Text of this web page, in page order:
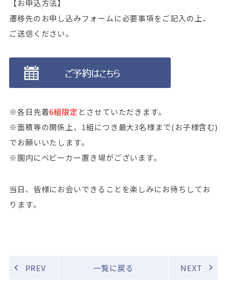
【お申込方法】
遷移先のお申し込みフォームに必要事項をご記入の上、
ご送信ください。
※各日先着6組限定 とさせていただきます。
※面積等の関係上、1組につき最大3名様まで(お子様含む)
でお願いいたします。
※園内にベビーカー置き場がございます。
当日、皆様にお会いできることを楽しみにお待ちしてお
ります。
PREV 一覧に戻る NEXT